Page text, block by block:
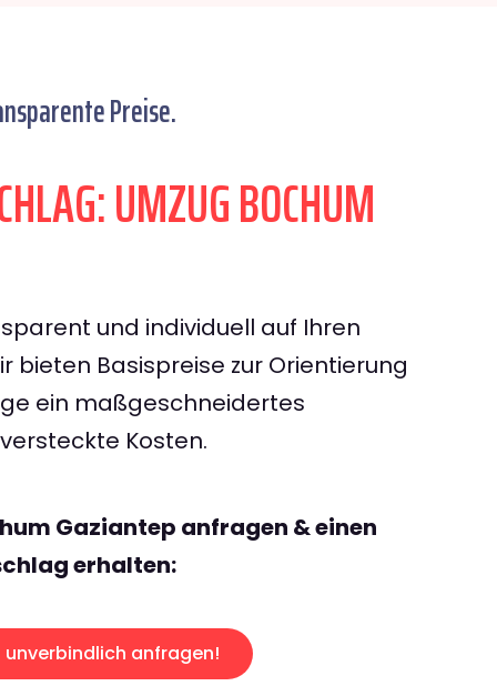
Preise.
UMZUG BOCHUM
und individuell auf Ihren
bieten Basispreise zur Orientierung
ein maßgeschneidertes
Kosten.
Gaziantep anfragen & einen
erhalten:
unverbindlich anfragen!